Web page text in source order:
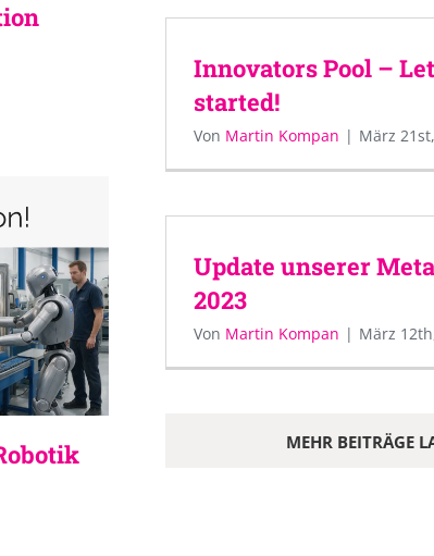
Innovators Pool –
started!
Von Martin Kompan | März
Update unserer
2023
Von Martin Kompan | März
MEHR BEITRÄGE